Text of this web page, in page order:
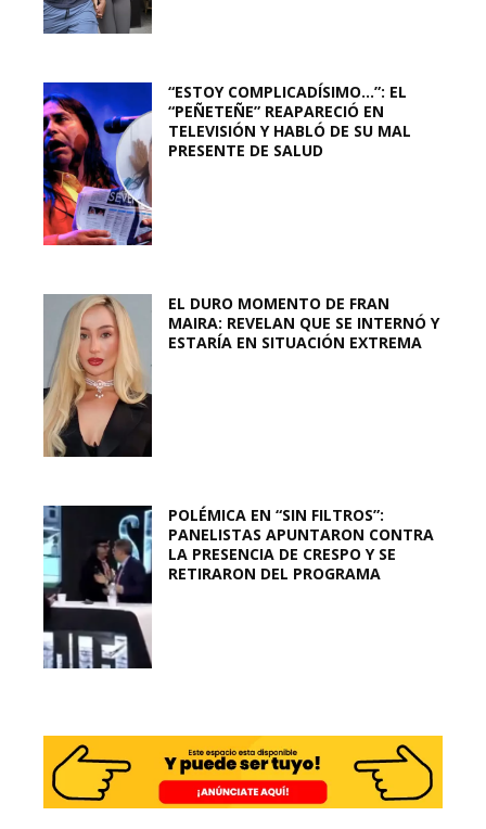
“ESTOY COMPLICADÍSIMO…”: EL
“PEÑETEÑE” REAPARECIÓ EN
TELEVISIÓN Y HABLÓ DE SU MAL
PRESENTE DE SALUD
EL DURO MOMENTO DE FRAN
MAIRA: REVELAN QUE SE INTERNÓ Y
ESTARÍA EN SITUACIÓN EXTREMA
POLÉMICA EN “SIN FILTROS”:
PANELISTAS APUNTARON CONTRA
LA PRESENCIA DE CRESPO Y SE
RETIRARON DEL PROGRAMA